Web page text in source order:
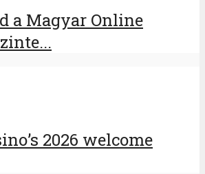
a Magyar Online
2026 welcome